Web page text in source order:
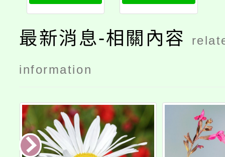
最新消息-相關內容
information